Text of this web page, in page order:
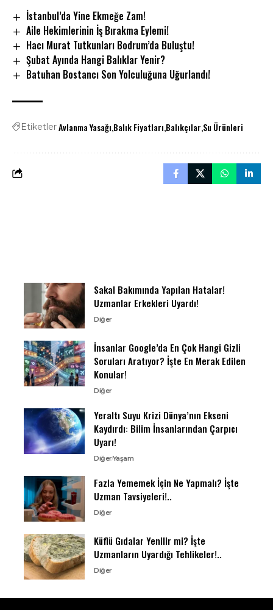
İstanbul’da Yine Ekmeğe Zam!
Aile Hekimlerinin İş Bırakma Eylemi!
Hacı Murat Tutkunları Bodrum’da Buluştu!
Şubat Ayında Hangi Balıklar Yenir?
Batuhan Bostancı Son Yolculuğuna Uğurlandı!
EtiketlerAvlanma Yasağı Balık Fiyatları Balıkçılar Su Ürünleri
Sakal Bakımında Yapılan Hatalar!
Uzmanlar Erkekleri Uyardı!
Diğer
İnsanlar Google’da En Çok Hangi Gizli
Soruları Aratıyor? İşte En Merak Edilen
Konular!
Diğer
Yeraltı Suyu Krizi Dünya’nın Ekseni
Kaydırdı: Bilim İnsanlarından Çarpıcı
Uyarı!
DiğerYaşam
Fazla Yememek İçin Ne Yapmalı? İşte
Uzman Tavsiyeleri!..
Diğer
Küflü Gıdalar Yenilir mi? İşte
Uzmanların Uyardığı Tehlikeler!..
Diğer